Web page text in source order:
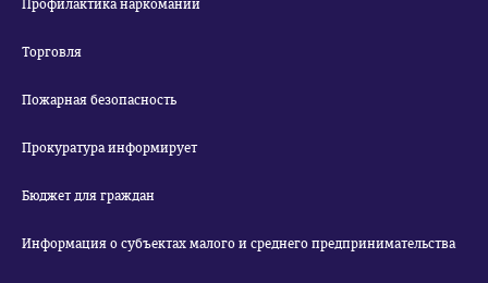
Профилактика наркомании
Торговля
Пожарная безопасность
Прокуратура информирует
Бюджет для граждан
Информация о субъектах малого и среднего предпринимательства